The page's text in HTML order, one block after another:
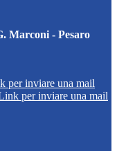
Marconi - Pesaro
per inviare una mail
per inviare una mail